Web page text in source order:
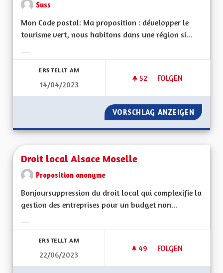
Suss
Mon Code postal: Ma proposition : développer le
tourisme vert, nous habitons dans une région si...
ERSTELLT AM
14/04/2023
52 52 FOLLOWER
FOLGEN
DÉVELOPPER LE
VORSCHLAG ANZEIGEN
Droit local Alsace Moselle
Proposition anonyme
Bonjoursuppression du droit local qui complexifie la
gestion des entreprises pour un budget non...
ERSTELLT AM
22/06/2023
49 49 FOLLOWER
FOLGEN
DROIT LOCAL